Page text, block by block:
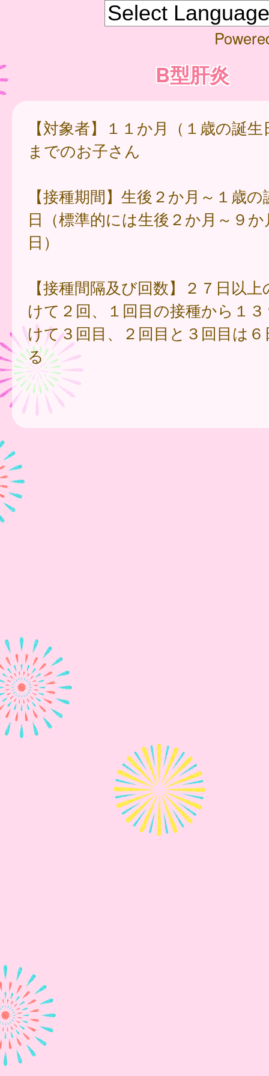
B型肝炎
【対象者】１１か月（１歳の誕
までのお子さん
【接種期間】生後２か月～１歳
日（標準的には生後２か月～９
日）
【接種間隔及び回数】２７日以
けて２回、１回目の接種から１
けて３回目、２回目と３回目は